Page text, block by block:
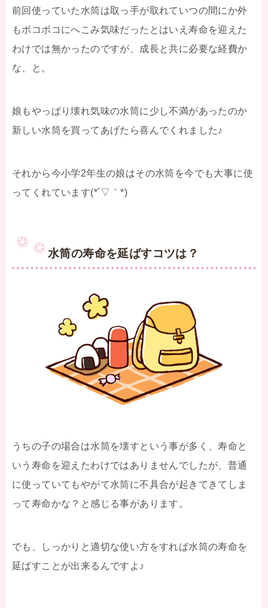
前回使っていた水筒は取っ手が取れていつの間にか外
もボコボコにへこみ気味だったとはいえ寿命を迎えた
わけでは無かったのですが、成長と共に必要な経費か
な、と。
娘もやっぱり壊れ気味の水筒に少し不満があったのか
新しい水筒を買ってあげたら喜んでくれました♪
それから今小学2年生の娘はその水筒を今でも大事に使
ってくれています(*´▽｀*)
水筒の寿命を延ばすコツは？
うちの子の場合は水筒を壊すという事が多く、寿命と
いう寿命を迎えたわけではありませんでしたが、普通
に使っていてもやがて水筒に不具合が起きてきてしま
って寿命かな？と感じる事があります。
でも、しっかりと適切な使い方をすれば水筒の寿命を
延ばすことが出来るんですよ♪